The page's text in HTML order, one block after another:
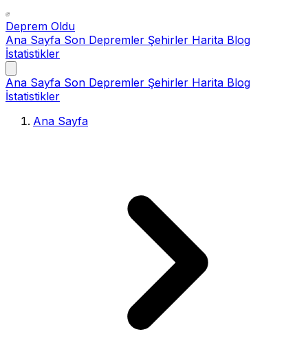
Deprem Oldu
Ana Sayfa Son Depremler Şehirler Harita Blog
İstatistikler
Ana Sayfa Son Depremler Şehirler Harita Blog
İstatistikler
Ana Sayfa